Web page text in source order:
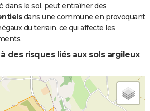
dans le sol, peut entraîner des
dans une commune en provoquant
du terrain, ce qui affecte les
des risques liés aux sols argileux